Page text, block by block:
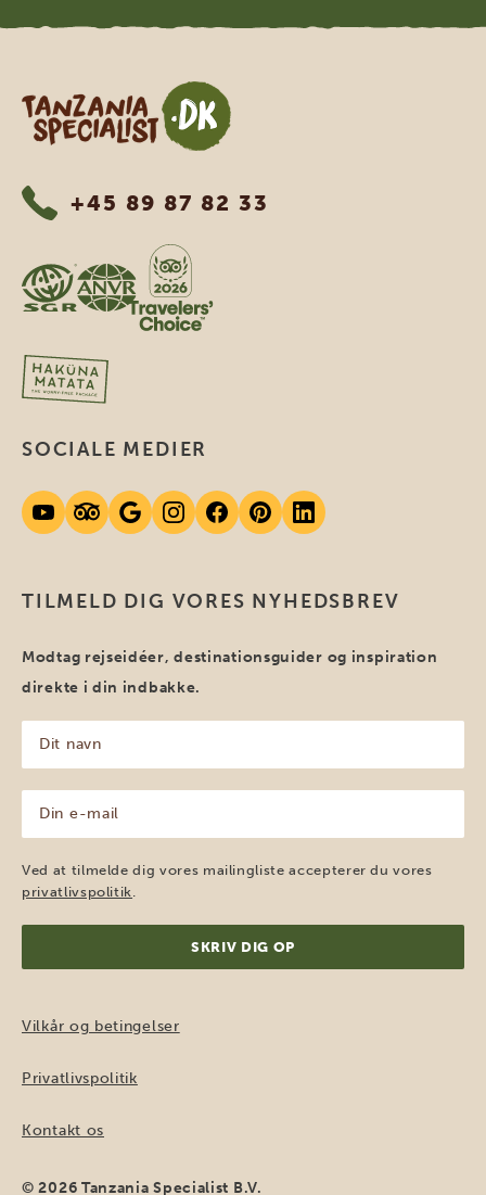
Tanzania Specialist
+45 89 87 82 33
TILMELD DIG VORES NYHEDSBREV
Modtag rejseidéer, destinationsguider og inspiration
direkte i din indbakke.
navn
(Påkrævet)
mail
(Påkrævet)
Ved at tilmelde dig vores mailingliste accepterer du vores
privatlivspolitik
SOCIALE MEDIER
Vilkår og betingelser
Privatlivspolitik
Kontakt os
© 2026 Tanzania Specialist B.V.